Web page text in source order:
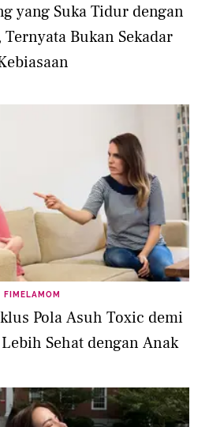
yang Suka Tidur dengan
Ternyata Bukan Sekadar
FIMELAMOM
Pola Asuh Toxic demi
Sehat dengan Anak